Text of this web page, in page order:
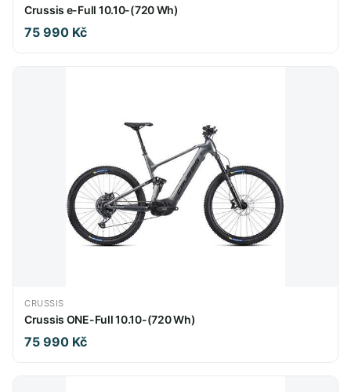
Crussis e-Full 10.10-(720 Wh)
75 990 Kč
CRUSSIS
Crussis ONE-Full 10.10-(720 Wh)
75 990 Kč